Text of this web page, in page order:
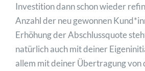
AKADEMIE
Investition dann schon wieder
Anzahl der neu gewonnen
Erhöhung der Abschlussquote
natürlich auch mit deiner
allem mit deiner Übertragung von